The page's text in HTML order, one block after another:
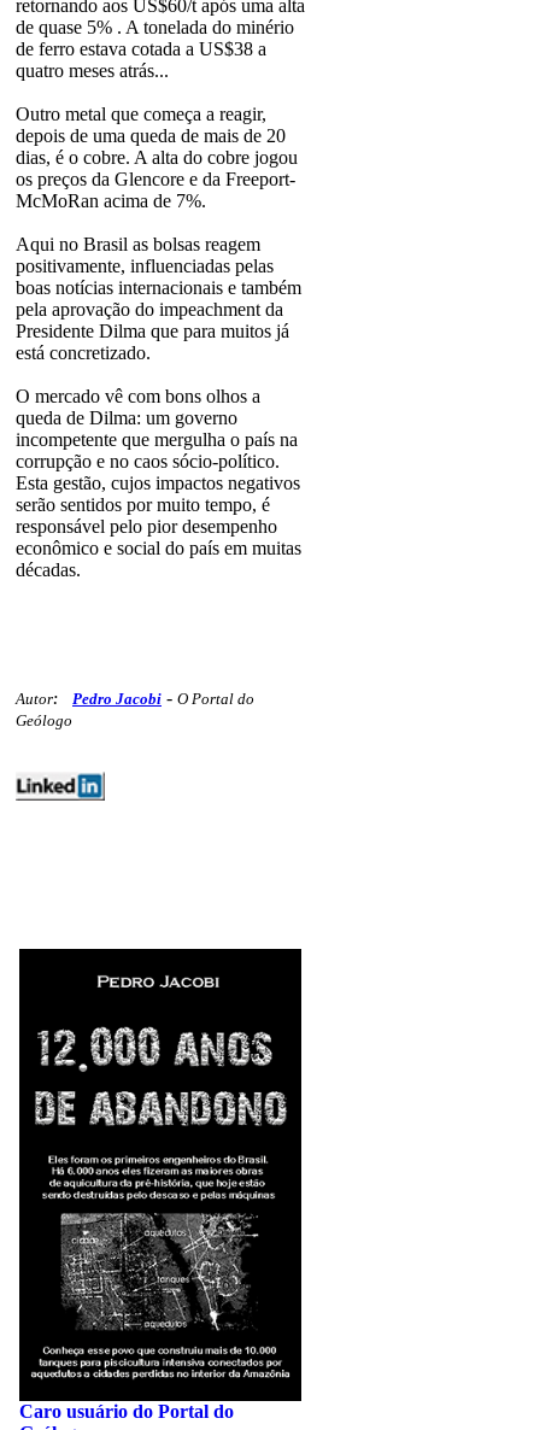
retornando aos US$60/t após uma alta
de quase 5% . A tonelada do minério
de ferro estava cotada a US$38 a
quatro meses atrás...
Outro metal que começa a reagir,
depois de uma queda de mais de 20
dias, é o cobre. A alta do cobre jogou
os preços da Glencore e da Freeport-
McMoRan acima de 7%.
Aqui no Brasil as bolsas reagem
positivamente, influenciadas pelas
boas notícias internacionais e também
pela aprovação do impeachment da
Presidente Dilma que para muitos já
está concretizado.
O mercado vê com bons olhos a
queda de Dilma: um governo
incompetente que mergulha o país na
corrupção e no caos sócio-político.
Esta gestão, cujos impactos negativos
serão sentidos por muito tempo, é
responsável pelo pior desempenho
econômico e social do país em muitas
décadas.
Autor: Pedro Jacobi - O Portal do
Geólogo
Caro usuário do Portal do